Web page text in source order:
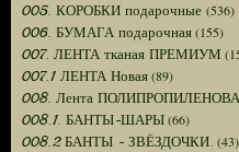
005. КОРОБКИ подарочные (536)
006. БУМАГА подарочная(155)
007. ЛЕНТА тканая ПРЕМИУМ
007.1 ЛЕНТА Новая(89)
008. Лента
008.1. БАНТЫ-ШАРЫ(66)
008.2 БАНТЫ - ЗВЁЗДОЧКИ. (43)